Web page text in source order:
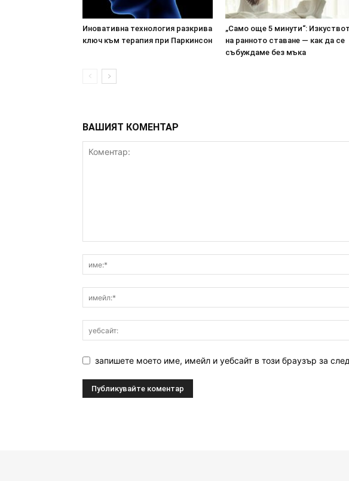
Иновативна технология разкрива
ключ към терапия при Паркинсон
„Само още 5 минути“:
на ранното ставане — как да се
събуждаме без мъка
ВАШИЯТ КОМЕНТАР
запишете моето име, имейл и уебсайт в този браузър за